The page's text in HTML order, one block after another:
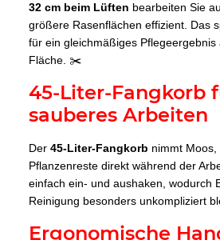
32 cm beim Lüften bearbeiten Sie
größere Rasenflächen effizient. Das
für ein gleichmäßiges Pflegeergebnis
Fläche. ✂️
45-Liter-Fangkorb
sauberes Arbeiten
Der 45-Liter-Fangkorb nimmt Moos,
Pflanzenreste direkt während der
einfach ein- und aushaken, wodurch
Reinigung besonders unkompliziert
Ergonomische